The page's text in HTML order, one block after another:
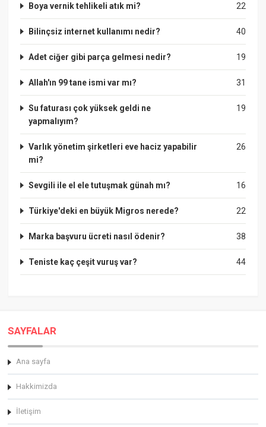
22
Boya vernik tehlikeli atık mi?
40
Bilinçsiz internet kullanımı nedir?
19
Adet ciğer gibi parça gelmesi nedir?
31
Allah'ın 99 tane ismi var mı?
19
Su faturası çok yüksek geldi ne
yapmalıyım?
26
Varlık yönetim şirketleri eve haciz yapabilir
mi?
16
Sevgili ile el ele tutuşmak günah mı?
22
Türkiye'deki en büyük Migros nerede?
38
Marka başvuru ücreti nasıl ödenir?
44
Teniste kaç çeşit vuruş var?
SAYFALAR
Ana sayfa
Hakkimizda
İletişim